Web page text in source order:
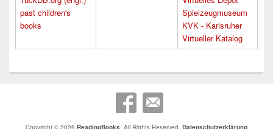
past children's
books
Spielzeugmuseum
KVK - Karlsruher
Virtueller Katalog
Copyright © 2026 ReadingBooks . All Rights Reserved. Datenschutzerklärung